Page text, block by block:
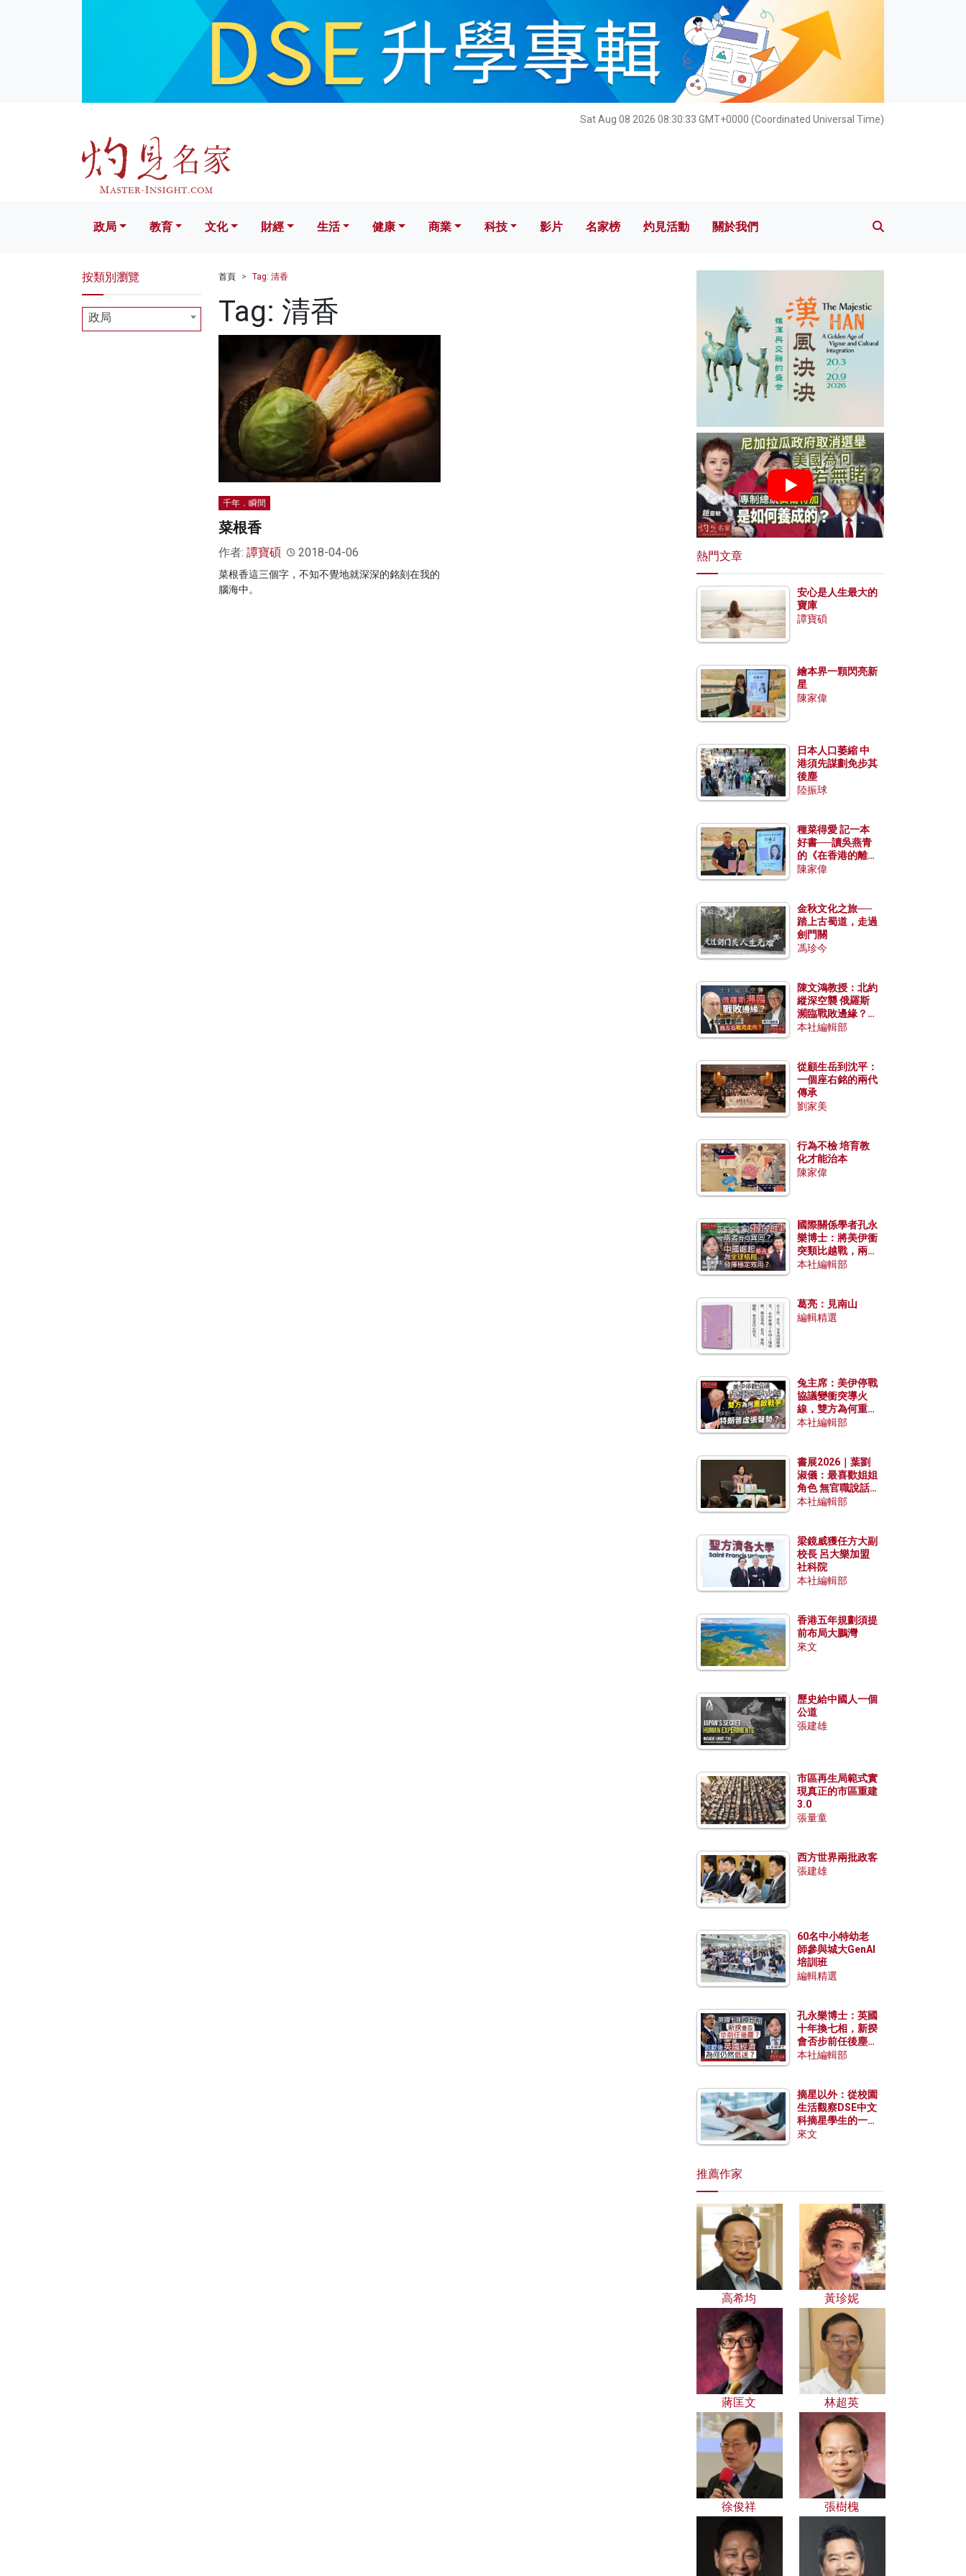
Sat Aug 08 2026 08:30:34 GMT+0000 (Coordinated Universal Time)
文化 財經 生活 健康 科技 影片 名家榜 灼見活動 關於我們
政局 教育 文化 財經 生活 健康 商業 科技 影片 名家榜 灼見活動 關於我們
首頁 Tag: 清香
Tag: 清香
千年．瞬間
菜根香
作者: 譚寶碩 2018-04-06
菜根香這三個字，不知不覺地就深深的銘刻在我的
腦海中。
按類別瀏覽
政局
熱門文章
安心是人生最大的
寶庫
譚寶碩
繪本界一顆閃亮新
星
陳家偉
日本人口萎縮 中
港須先謀劃免步其
後塵
陸振球
種菜得愛 記一本
好書──讀吳燕青
的《在香港的離島
種菜》
陳家偉
金秋文化之旅──
踏上古蜀道，走過
劍門關
馮珍今
陳文鴻教授：北約
縱深空襲 俄羅斯
瀕臨戰敗邊緣？中
國零部件能左右戰
本社編輯部
從顧生岳到沈平：
一個座右銘的兩代
傳承
劉家美
行為不檢 培育教
化才能治本
陳家偉
國際關係學者孔永
樂博士：將美伊衝
突類比越戰，兩者
有何異同？中國崛
本社編輯部
葛亮：見南山
編輯精選
兔主席：美伊停戰
協議變衝突導火
線，雙方為何重啟
戰爭？伊朗一早洞
本社編輯部
書展2026｜葉劉
淑儀：最喜歡姐姐
角色 無官職說話
包袱少
本社編輯部
梁鏡威獲任方大副
校長 呂大樂加盟
社科院
本社編輯部
香港五年規劃須提
前布局大鵬灣
來文
歷史給中國人一個
公道
張建雄
市區再生局範式實
現真正的市區重建
3.0
張量童
西方世界兩批政客
張建雄
60名中小特幼老
師參與城大GenAI
培訓班
編輯精選
孔永樂博士：英國
十年換七相，新揆
會否步前任後塵？
脫歐後英國經濟為
本社編輯部
摘星以外：從校園
生活觀察DSE中文
科摘星學生的一點
特質
來文
推薦作家
高希均 黃珍妮
蔣匡文 林超英
徐俊祥 張樹槐